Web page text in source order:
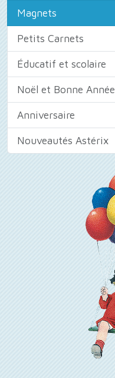
Magnets
Petits Carnets
Éducatif et scolaire
Noël et Bonne Année
Anniversaire
Nouveautés Astérix